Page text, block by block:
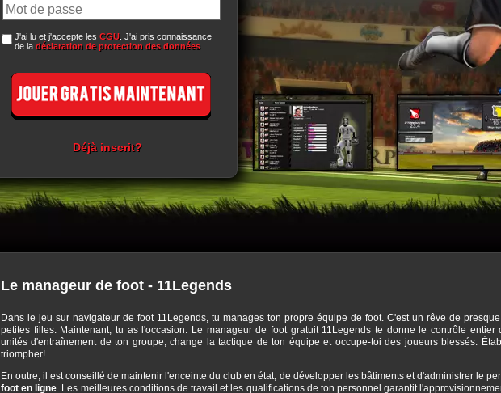
J'ai lu et j'accepte les CGU . J'ai pris connaissance
de la déclaration de protection des données
Déjà inscrit?
Le manageur de foot - 11Legends
Dans le jeu sur navigateur de foot 11Legends, tu manages ton propre équipe de foot. C'est un rêve de
petites filles. Maintenant, tu as l'occasion: Le manageur de foot gratuit 11Legends te donne le contrôle entier
unités d'entraînement de ton groupe, change la tactique de ton équipe et occupe-toi des joueurs blessés.
triompher!
En outre, il est conseillé de maintenir l'enceinte du club en état, de développer les bâtiments et d'administrer le
foot en ligne. Les meilleures conditions de travail et les qualifications de ton personnel garantit